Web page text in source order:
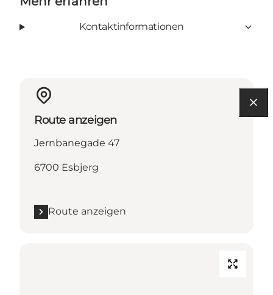
Kontaktinformationen
Route anzeigen
Jernbanegade 47
6700 Esbjerg
Route anzeigen